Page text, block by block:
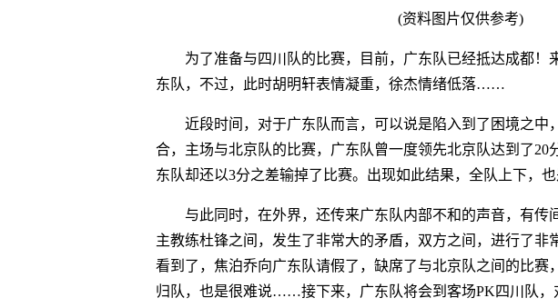
(资料图片仅供参考)
为了准备与四川队的比赛，目前，广东队已经抵达成都！
东队，不过，此时胡明轩表情凝重，徐杰情绪低落……
近段时间，对于广东队而言，可以说是陷入到了困境之中
合，主场与北京队的比赛，广东队曾一度领先北京队达到了20
东队却还以3分之差输掉了比赛。出现如此结果，全队上下，
与此同时，在外界，还传来广东队内部不和的声音，有传
主教练杜锋之间，发生了非常大的矛盾，双方之间，进行了非
看到了，焦泊乔向广东队请假了，缺席了与北京队之间的比赛
归队，也是很难说……接下来，广东队将会到客场PK四川队，